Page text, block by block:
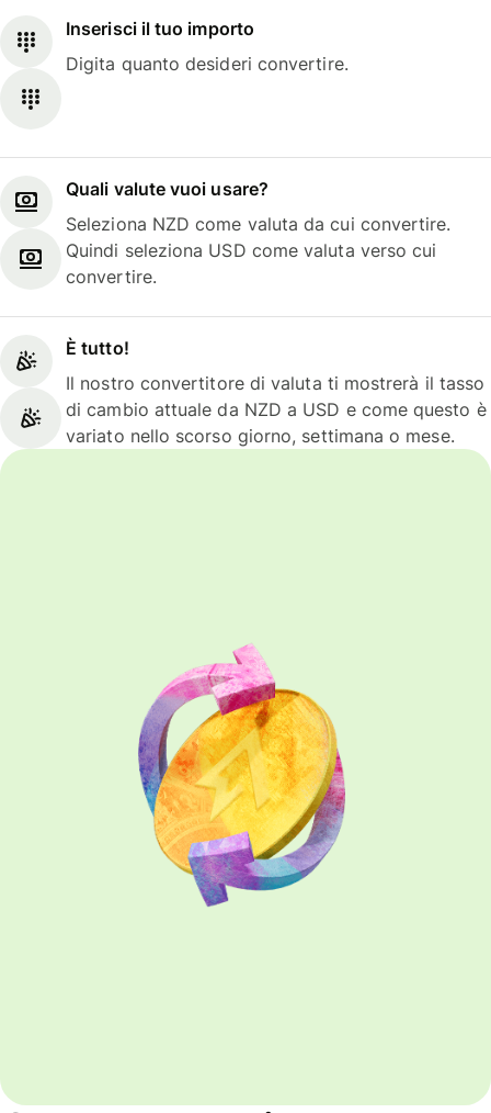
Inserisci il tuo importo
Digita quanto desideri convertire.
Quali valute vuoi usare?
Seleziona NZD come valuta da cui convertire.
Quindi seleziona USD come valuta verso cui
convertire.
È tutto!
Il nostro convertitore di valuta ti mostrerà il tasso
di cambio attuale da NZD a USD e come questo è
variato nello scorso giorno, settimana o mese.